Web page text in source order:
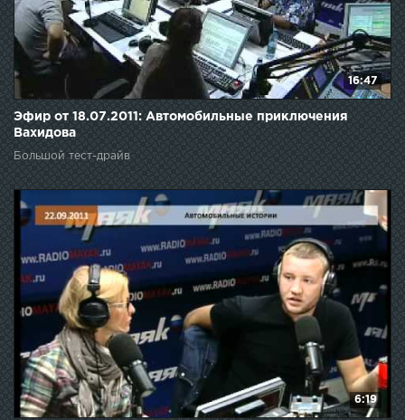
16:47
Эфир от 18.07.2011: Автомобильные приключения
Вахидова
Большой тест-драйв
6:19